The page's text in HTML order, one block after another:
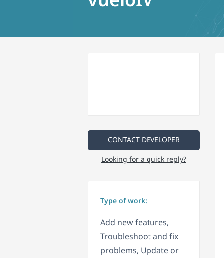
CONTACT DEVELOPER
Looking for a quick reply?
Type of work:
Add new features,
Troubleshoot and fix
problems, Update or